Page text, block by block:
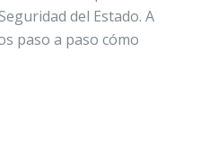
del Estado. A
paso a paso cómo